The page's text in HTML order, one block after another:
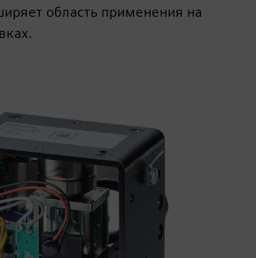
область применения на